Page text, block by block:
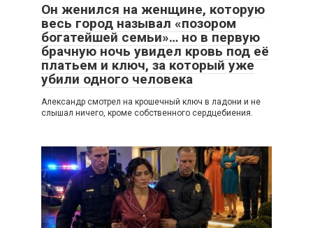
Он женился на женщине, которую
весь город называл «позором
богатейшей семьи»… но в первую
брачную ночь увидел кровь под её
платьем и ключ, за который уже
убили одного человека
Александр смотрел на крошечный ключ в ладони и не
слышал ничего, кроме собственного сердцебиения.